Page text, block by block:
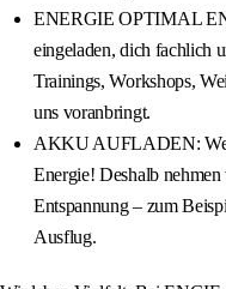
ENERGIE OPTIMAL
eingeladen, dich fachlich
Trainings, Workshops,
uns voranbringt.
AKKU AUFLADEN: Wer
Energie! Deshalb
Entspannung – zum
Ausflug.